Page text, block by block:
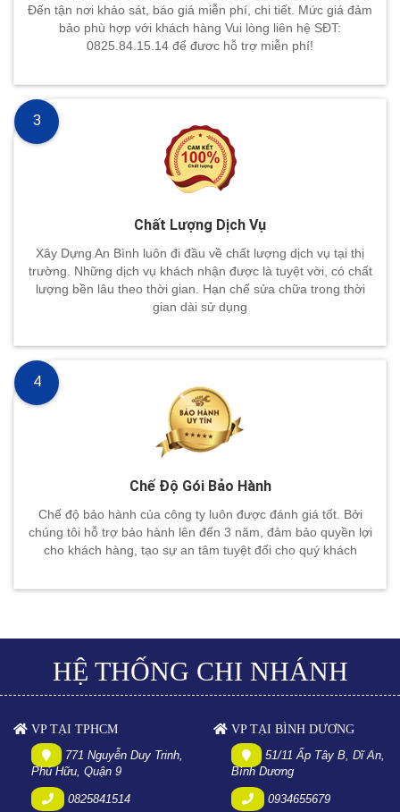
Đến tận nơi khảo sát, báo giá miễn phí, chi tiết. Mức giá đảm
bảo phù hợp với khách hàng Vui lòng liên hệ SĐT:
0825.84.15.14 để đươc hỗ trợ miễn phí!
Chất Lượng Dịch Vụ
Xây Dựng An Bình luôn đi đầu về chất lượng dịch vụ tại thị
trường. Những dịch vụ khách nhận được là tuyệt vời, có chất
lượng bền lâu theo thời gian. Hạn chế sửa chữa trong thời
gian dài sử dụng
3
Chế Độ Gói Bảo Hành
Chế độ bảo hành của công ty luôn được đánh giá tốt. Bởi
chúng tôi hỗ trợ bảo hành lên đến 3 năm, đảm bảo quyền lợi
cho khách hàng, tạo sự an tâm tuyệt đối cho quý khách
4
HỆ THỐNG CHI NHÁNH
VP TẠI TPHCM
771 Nguyễn Duy Trinh,
Phú Hữu, Quận 9
0825841514
VP TẠI BÌNH DƯƠNG
51/11 Ấp Tây B, Dĩ An,
Bình Dương
0934655679